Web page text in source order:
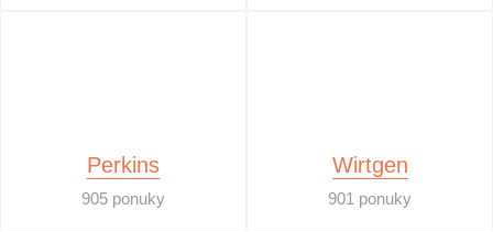
Perkins
905 ponuky
Wirtgen
901 ponuky